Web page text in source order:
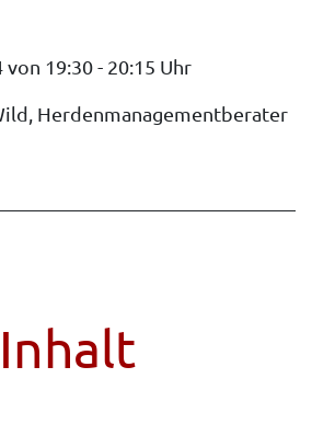
von 19:30 - 20:15 Uhr
Herdenmanagementberater
Inhalt